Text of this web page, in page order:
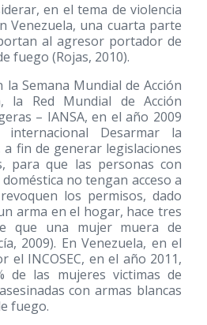
en el tema de violencia
Venezuela, una cuarta parte
al agresor portador de
fuego (Rojas, 2010).
Semana Mundial de Acción
la Red Mundial de Acción
– IANSA, en el año 2009
Desarmar la
a fin de generar legislaciones
para que las personas con
no tengan acceso a
los permisos, dado
arma en el hogar, hace tres
que una mujer muera de
2009). En Venezuela, en el
el INCOSEC, en el año 2011,
de las mujeres victimas de
con armas blancas
fuego.